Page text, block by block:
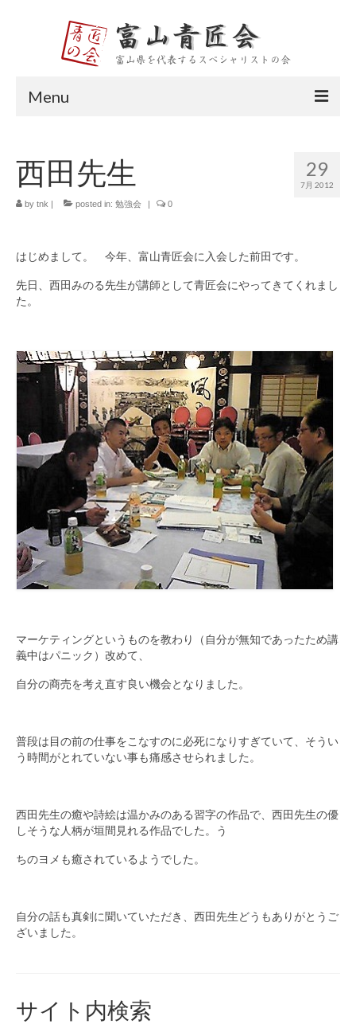
Menu
富山青匠会とは
会長挨拶
中村 康之
坂東 秀昭
柴田 直喜
大野 公資
奥村 修平
麻柄 達生
福村 英世
活動予定
求人情報
29
7月 2012
西田先生
by tnk | posted in: 勉強会 | 0
はじめまして。 今年、富山青匠会に入会した前田です。
先日、西田みのる先生が講師として青匠会にやってきてくれまし
た。
マーケティングというものを教わり（自分が無知であったため講
義中はパニック）改めて、
自分の商売を考え直す良い機会となりました。
普段は目の前の仕事をこなすのに必死になりすぎていて、そうい
う時間がとれていない事も痛感させられました。
西田先生の癒や詩絵は温かみのある習字の作品で、西田先生の優
しそうな人柄が垣間見れる作品でした。う
ちのヨメも癒されているようでした。
自分の話も真剣に聞いていただき、西田先生どうもありがとうご
ざいました。
サイト内検索